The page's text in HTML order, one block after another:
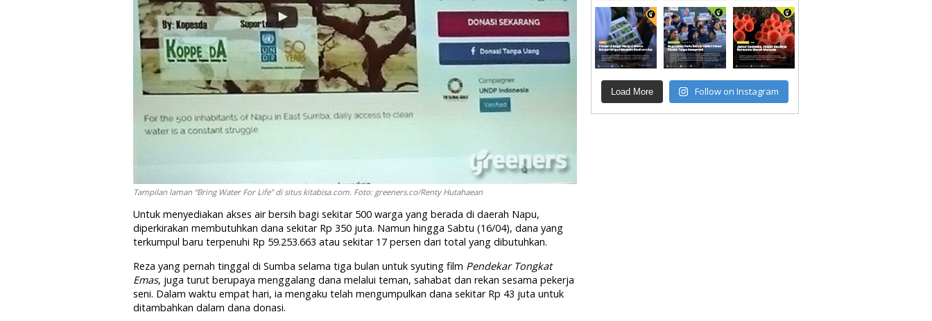
Tampilan laman “Bring Water For Life” di situs kitabisa.com. Foto: greeners.co/Renty Hutahaean
Untuk menyediakan akses air bersih bagi sekitar 500 warga yang berada di daerah Napu,
diperkirakan membutuhkan dana sekitar Rp 350 juta. Namun hingga Sabtu (16/04), dana yang
terkumpul baru terpenuhi Rp 59.253.663 atau sekitar 17 persen dari total yang dibutuhkan.
Reza yang pernah tinggal di Sumba selama tiga bulan untuk syuting film Pendekar Tongkat
Emas, juga turut berupaya menggalang dana melalui teman, sahabat dan rekan sesama pekerja
seni. Dalam waktu empat hari, ia mengaku telah mengumpulkan dana sekitar Rp 43 juta untuk
ditambahkan dalam dana donasi.
Load More Follow on Instagram